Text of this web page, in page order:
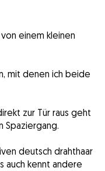
von einem kleinen
mit denen ich beide
zur Tür raus geht
Spaziergang.
deutsch drahthaar
auch kennt andere